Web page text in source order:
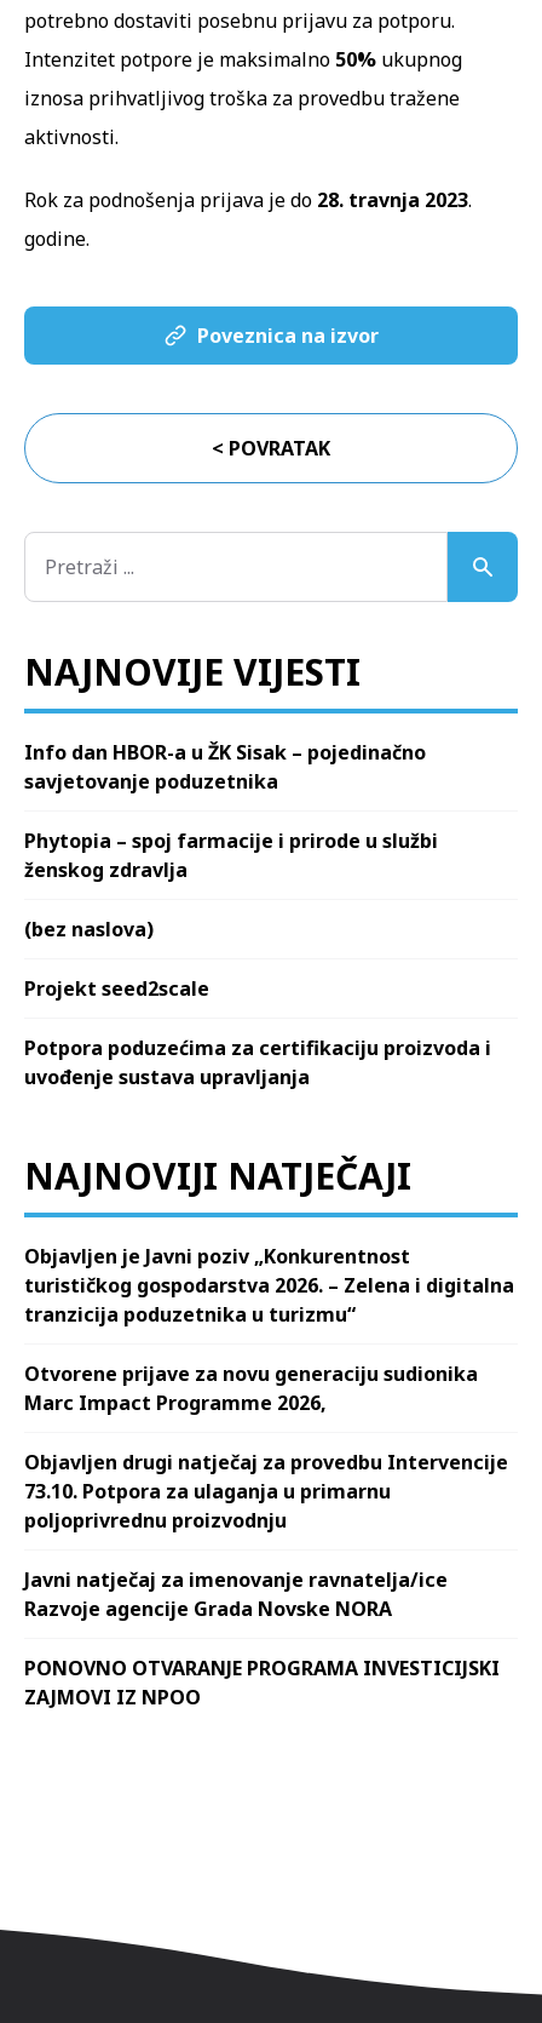
potrebno dostaviti posebnu prijavu za potporu.
Intenzitet potpore je maksimalno 50% ukupnog
iznosa prihvatljivog troška za provedbu tražene
aktivnosti.
Rok za podnošenja prijava je do 28. travnja 2023.
godine.
Poveznica na izvor
< POVRATAK
NAJNOVIJE VIJESTI
Info dan HBOR-a u ŽK Sisak – pojedinačno
savjetovanje poduzetnika
Phytopia – spoj farmacije i prirode u službi
ženskog zdravlja
(bez naslova)
Projekt seed2scale
Potpora poduzećima za certifikaciju proizvoda i
uvođenje sustava upravljanja
NAJNOVIJI NATJEČAJI
Objavljen je Javni poziv „Konkurentnost
turističkog gospodarstva 2026. – Zelena i digitalna
tranzicija poduzetnika u turizmu“
Otvorene prijave za novu generaciju sudionika
Marc Impact Programme 2026,
Objavljen drugi natječaj za provedbu Intervencije
73.10. Potpora za ulaganja u primarnu
poljoprivrednu proizvodnju
Javni natječaj za imenovanje ravnatelja/ice
Razvoje agencije Grada Novske NORA
PONOVNO OTVARANJE PROGRAMA INVESTICIJSKI
ZAJMOVI IZ NPOO